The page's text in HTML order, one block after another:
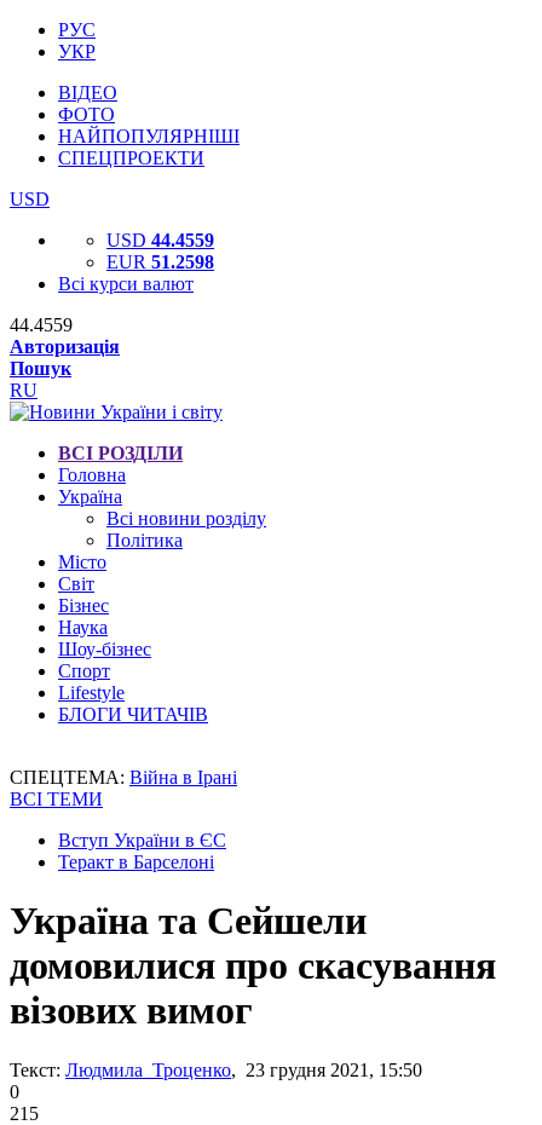
РУС
УКР
ВІДЕО
ФОТО
НАЙПОПУЛЯРНІШІ
СПЕЦПРОЕКТИ
USD
USD 44.4559
EUR 51.2598
Всі курси валют
44.4559
Авторизація
Пошук
RU
ВСІ РОЗДІЛИ
Головна
Україна
Всі новини розділу
Політика
Місто
Світ
Бізнес
Наука
Шоу-бізнес
Спорт
Lifestyle
БЛОГИ ЧИТАЧІВ
СПЕЦТЕМА: Війна в Ірані
ВСІ ТЕМИ
Вступ України в ЄС
Теракт в Барселоні
Україна та Сейшели
домовилися про скасування
візових вимог
Текст: Людмила Троценко, 23 грудня 2021, 15:50
0
215